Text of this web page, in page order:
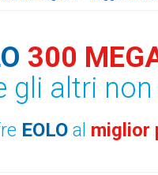
300
gli altri
EOLO al miglior